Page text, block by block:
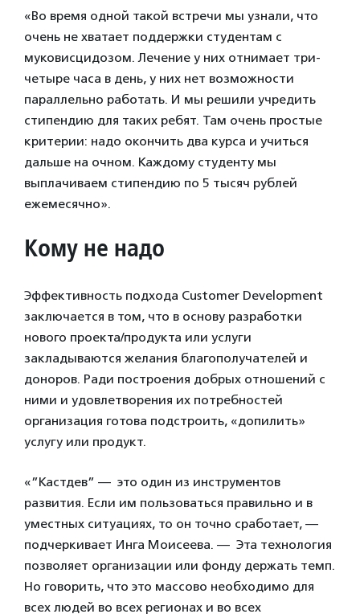
«Во время одной такой встречи мы узнали, что
очень не хватает поддержки студентам с
муковисцидозом. Лечение у них отнимает три-
четыре часа в день, у них нет возможности
параллельно работать. И мы решили учредить
стипендию для таких ребят. Там очень простые
критерии: надо окончить два курса и учиться
дальше на очном. Каждому студенту мы
выплачиваем стипендию по 5 тысяч рублей
ежемесячно».
Кому не надо
Эффективность подхода Customer Development
заключается в том, что в основу разработки
нового проекта/продукта или услуги
закладываются желания благополучателей и
доноров. Ради построения добрых отношений с
ними и удовлетворения их потребностей
организация готова подстроить, «допилить»
услугу или продукт.
«”Кастдев” — это один из инструментов
развития. Если им пользоваться правильно и в
уместных ситуациях, то он точно сработает, —
подчеркивает Инга Моисеева. — Эта технология
позволяет организации или фонду держать темп.
Но говорить, что это массово необходимо для
всех людей во всех регионах и во всех